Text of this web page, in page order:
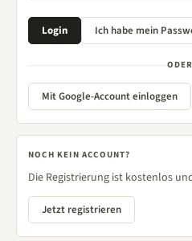
Mit Google-Account einloggen
NOCH KEIN ACCOUNT?
Die Registrierung ist kostenlos
Jetzt registrieren